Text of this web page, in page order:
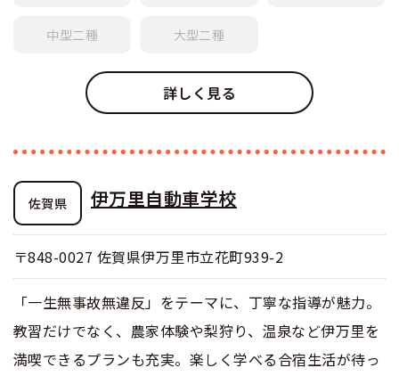
中型二種 大型二種
詳しく見る
佐賀県 伊万里自動車学校
〒848-0027 佐賀県伊万里市立花町939-2
「一生無事故無違反」をテーマに、丁寧な指導が魅力。
教習だけでなく、農家体験や梨狩り、温泉など伊万里を
満喫できるプランも充実。楽しく学べる合宿生活が待っ